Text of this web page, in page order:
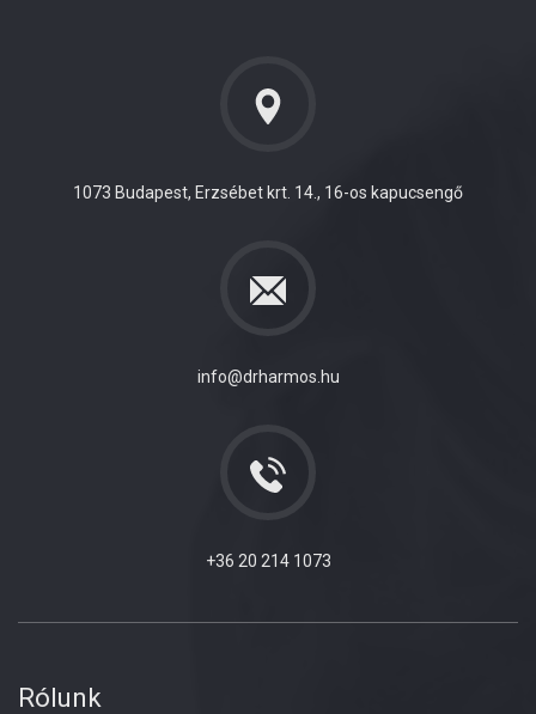
1073 Budapest, Erzsébet krt. 14., 16-os kapucsengő
info@drharmos.hu
+36 20 214 1073
Rólunk